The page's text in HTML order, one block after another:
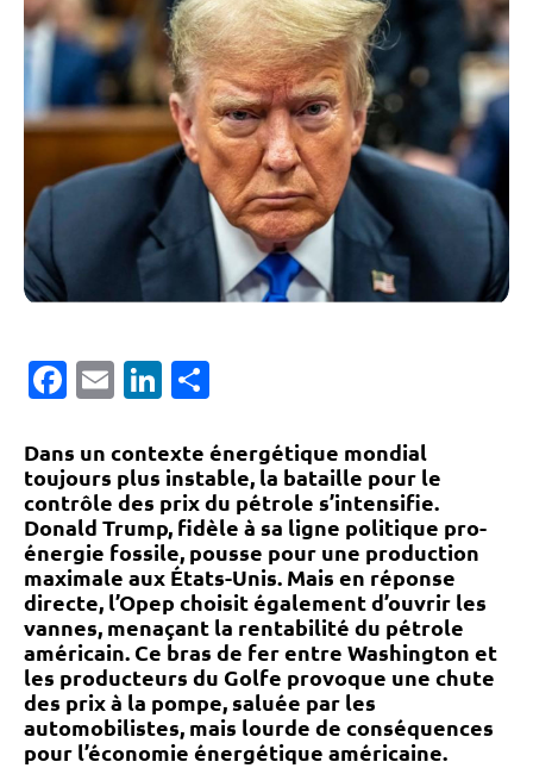
Facebook
EmailLinkedIn
Dans un contexte énergétique mondial
toujours plus instable, la bataille pour le
contrôle des prix du pétrole s’intensifie.
Donald Trump, fidèle à sa ligne politique pro-
énergie fossile, pousse pour une production
maximale aux États-Unis. Mais en réponse
directe, l’Opep choisit également d’ouvrir les
vannes, menaçant la rentabilité du pétrole
américain. Ce bras de fer entre Washington et
les producteurs du Golfe provoque une chute
des prix à la pompe, saluée par les
automobilistes, mais lourde de conséquences
pour l’économie énergétique américaine.